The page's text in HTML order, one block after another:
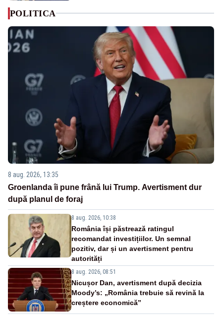
POLITICA
8 aug. 2026, 13:35
Groenlanda îi pune frână lui Trump. Avertisment dur
după planul de foraj
8 aug. 2026, 10:38
România își păstrează ratingul
recomandat investițiilor. Un semnal
pozitiv, dar și un avertisment pentru
autorități
8 aug. 2026, 08:51
Nicușor Dan, avertisment după decizia
Moody’s: „România trebuie să revină la
creștere economică”